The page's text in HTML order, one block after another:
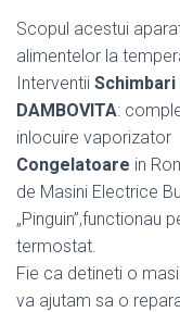
Scopul acestui
alimentelor la
Interventii
DAMBOVITA:
inlocuire vaporizator
Congelatoare in
de Masini Electrice
„Pinguin”,functionau
termostat.
Fie ca detineti o
va ajutam sa o